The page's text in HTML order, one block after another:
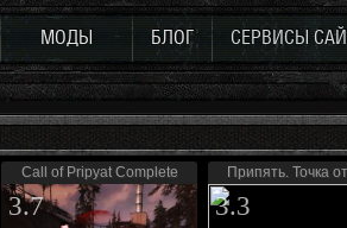
МОДЫ БЛОГ СЕРВИСЫ
Call of Pripyat Complete
3.7
Припять. Точка
3.3